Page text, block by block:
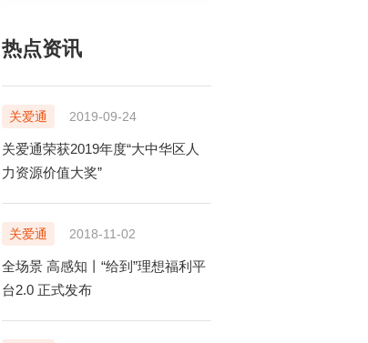
热点资讯
关爱通 2019-09-24
关爱通荣获2019年度“大中华区人
力资源价值大奖”
关爱通 2018-11-02
全场景 高感知丨“给到”理想福利平
台2.0 正式发布